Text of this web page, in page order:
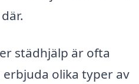
städhjälp är ofta
olika typer av